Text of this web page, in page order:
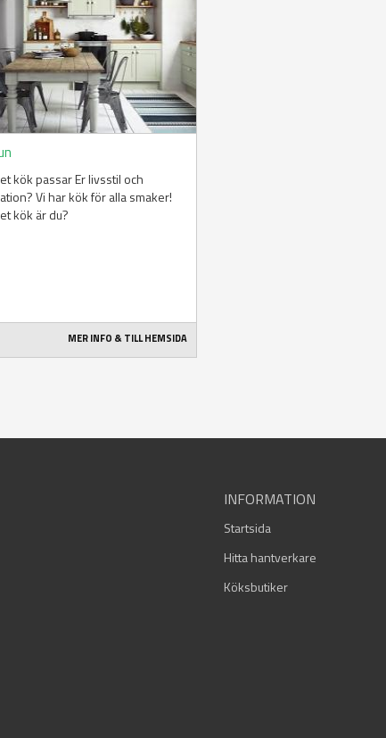
kök passar Er livsstil och
Vi har kök för alla smaker!
kök är du?
MER INFO & TILL HEMSIDA
INFORMATION
Startsida
Hitta hantverkare
Köksbutiker